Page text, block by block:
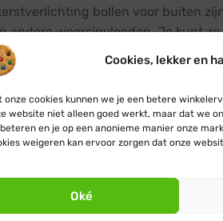
Cookies, lekker en
onze cookies kunnen we je een betere
website niet alleen goed werkt, maar dat we
en je op een anonieme manier onze
weigeren kan ervoor zorgen dat onze
Oké
bollen voor buiten
andere weersinvloeden. Je kunt
kerstverlichting
mogelijk! Onze
Connect producten. Zo kun je
een pad. De mogelijkheden zijn
ik kerstverlichting
van onze kerstverlichting